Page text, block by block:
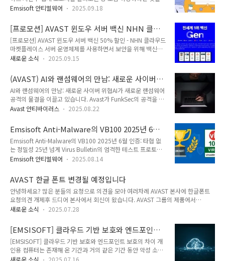
모든 운영 체제에서 동일하게 워크스페이스에서 동작합니다. 워
든 OS에 E..
발견했습니다. 랜섬웨어 공격이 크게 감소했다는 놀랍도록 긍정
2025년 2분기 글로벌 랜섬웨어 공격 43% 급감" 이라는 제목의
기사가 실렸습니다 . 좋은 소식이 보도되는 건 언제나 기분 좋은
일이지만, 통계가 나올 때마다 걱정이 되고 마크 트웨인의 말이
떠오릅니다 . 아니면 벤저민 디즈레일리가 그 출처였을까요? 자
세히 살펴보면, 이 지표에 사용된 기간은 2025년 4월~6월이고,
랜섬웨어 공격이 1분기에 비해 43% 감소했다"고 ..
Emsisoft 안티멀웨어 2025.09.18
[프로모션] AVAST 윈도우 서버 백신 NHN 클라
우드 고객 50% 할인
[프로모션] AVAST 윈도우 서버 백신 50% 할인 - NHN 클라우드
마켓플레이스 서버 운영체제를 사용하면서 보안을 위해 백신은
매우 중요합니다. 윈도우 서버의 경우 디펜더로는 부족합니다.
마켓플레이스에서 AVAST 윈도우 서버 백신 50% 할인 프로모
션 연말까지 제공해 드립니다. AVAST 서버 백신 솔루션 소개
AVAST는 AVG, AVIRA, NORTON 백신을 포함한 전세계 No.1
백신 솔루션 벤더입니다. 세계 최대 바이러스 데이터베이스 보유
는 물론 머신 러닝과 행위기반의 엔진으로 다양한 인터넷 위협에
션 기간 내 AVAST 서버 백신 이용요금 최대 50% 할인2..
새로운 소식 2025.09.15
(AVAST) AI와 랜섬웨어의 만남: 새로운 사이버
위협
AI와 랜섬웨어의 만남: 새로운 사이버 위협AI가 새로운 랜섬웨어
공격의 물결을 이끌고 있습니다. Avast가 FunkSec의 공격을 어
떻게 막았는지, 그리고 진화하는 사이버 위협으로부터 파일을 보
하는 사이버 위협 중 하나였으며, 그 이유는 분명합니다. 그것은
빠르고 파괴적이며, 가장 중요한 파일을 잠그고 복구를 위해 지
불을 요구하는 데 점점 더 효과적이 되고 있습니다. 기업만 피해
를 입는 것도 아닙니다. 일반 사람들도 가족 사진, 세금 기록, 금
융 파일, 전체 디지털 기록을 이러한 공격으로 잃었습니다. 하지
으로 강화된 랜섬웨어입니다. Avast 연구진이 최신 Gen
Threat..
Avast 안티바이러스 2025.08.22
Emsisoft Anti-Malware의 VB100 2025년 6월
인증: 타협 없는 정밀성
Emsisoft Anti-Malware의 VB100 2025년 6월 인증: 타협 없
는 정밀성 25년 넘게 Virus Bulletin의 엄격한 테스트 프로토콜
은 간단한 전제를 통해 진정한 보호 기능과 마케팅 효과를 구분
를 정확하게 식별할 수 있을까요?" AMTSO (Anti-Malware
Testing Standards Organization) 지침을 완벽하게 준수하여
수행되는 이 테스트는 공정성과 투명성을 보장하는 세계적으로
인정받는 방법론을 따릅니다. 2025년 6월 평가에서도 평균 17
일 된 활성 악성코드 샘플 2,069개를 엄선하여 수집함으로써 이
인 모니터링에서 추출..
Emsisoft 안티멀웨어 2025.08.14
AVAST 한글 폰트 변경될 예정입니다
안녕하세요? 많은 분들의 요청으로 의견을 모아 여러차례 AVAST 본사에 한글폰트
요청의견 개제후 드디어 본사에서 회신이 왔습니다. AVAST 그룹의 제품에서
AVAST, AVG, CCLEANER 제품에 적용된 한글폰트를 최신 스타일이 반영된 Noto
일정은 알 수 없으나 조만간 세련된 한글폰트를 적용한 AVAST 제품 출시를 기대합
니다. 모두 여러 분의 덕분이라고 생각합니다. 진심으로 감사드립니다. 조만간 출시
되면 다시 안내 드리겠습니다. 감사합니다. 어베스트코리아 (주)소프트메일
https://www.avastkorea.com AVAST 백신 한국총판 | 소프트메일AVAST 백신
한국총판 (주)소프트메일입니다. ..
새로운 소식 2025.07.28
[EMSISOFT] 클라우드 기반 보호와 엔드포인트
보호의 차이
[EMSISOFT] 클라우드 기반 보호와 엔드포인트 보호의 차이 개
인용 컴퓨터는 존재해 온 기간과 거의 같은 기간 동안 악성 소프
트웨어의 표적이 되어 왔습니다. 예상대로, 범죄자들이 목표를
새로운 소식 2025.07.16